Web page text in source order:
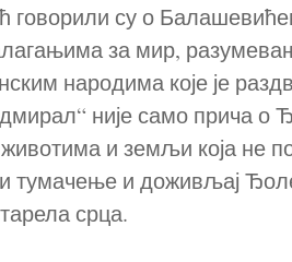
су о
за мир,
народима које је
није само прича о
и земљи која не
тумачење и доживљај
срца.